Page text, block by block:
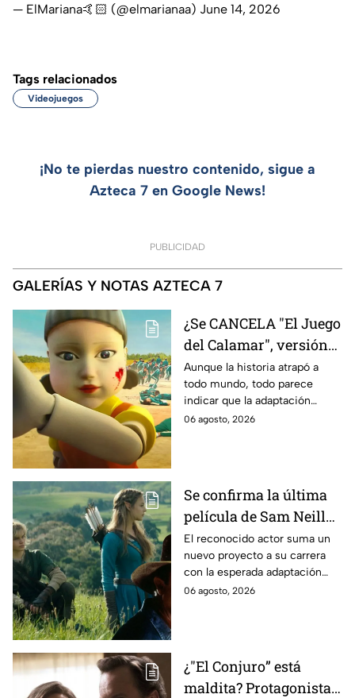
— ElMariana🤙🏻 (@elmarianaa) June 14, 2026
Tags relacionados
Videojuegos
¡No te pierdas nuestro contenido, sigue a
Azteca 7 en Google News!
PUBLICIDAD
GALERÍAS Y NOTAS AZTECA 7
¿Se CANCELA "El Juego
del Calamar", versión
Estados Unidos? Esto
es lo que se sabe al
momento
Aunque la historia atrapó a
todo mundo, todo parece
indicar que la adaptación
podría ser cancelada:
06 agosto, 2026
Se confirma la última
película de Sam Neill
antes de morir: esto es
lo que se sabe hasta
ahora
El reconocido actor suma un
nuevo proyecto a su carrera
con la esperada adaptación
cinematográfica del popular
06 agosto, 2026
¿"El Conjuro” está
maldita? Protagonista